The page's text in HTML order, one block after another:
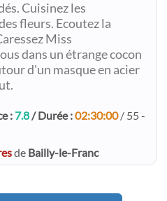
Cuisinez les
fleurs. Ecoutez la
Miss
dans un étrange cocon
d'un masque en acier
: 7.8/ Durée :02:30:00/ 55 -
de Bailly-le-Franc